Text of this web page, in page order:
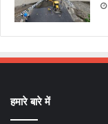
हमारे बारे में